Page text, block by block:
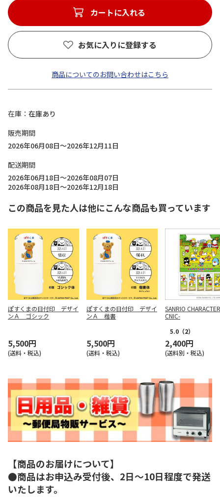
カートに入れる
お気に入りに登録する
商品についてのお問い合わせはこちら
在庫
在庫あり
販売期間
2026年06月08日～2026年12月11日
配送期間
2026年06月18日～2026年08月07日
2026年08月18日～2026年12月18日
この商品を見た人は他にこんな商品も買っています
ぽすくまの日付印 デザイ
ンＡ ゴシック
5,500円
(送料・税込)
ぽすくまの日付印 デザイ
ンＡ 楷書
5,500円
(送料・税込)
SANRIO
CNIC-
5.0 （2）
2,400円
(送料別・税込)
【商品のお届けについて】
●商品はお申込み受付後、2日～10日程度で発送
いたします。